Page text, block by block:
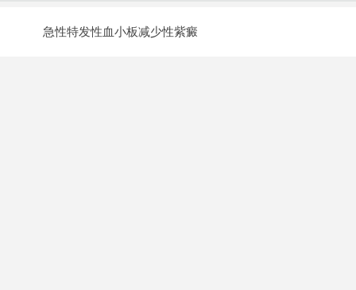
急性特发性血小板减少性紫癜